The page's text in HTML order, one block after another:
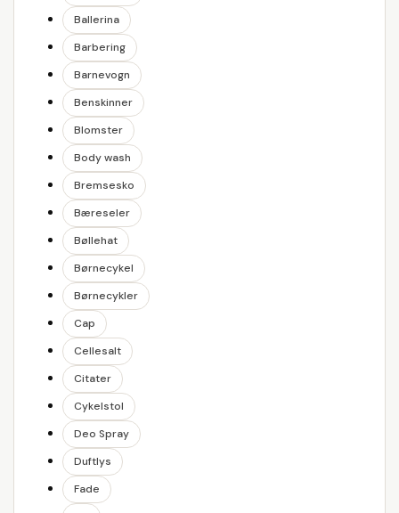
Ballerina
Barbering
Barnevogn
Benskinner
Blomster
Body wash
Bremsesko
Bæreseler
Bøllehat
Børnecykel
Børnecykler
Cap
Cellesalt
Citater
Cykelstol
Deo Spray
Duftlys
Fade